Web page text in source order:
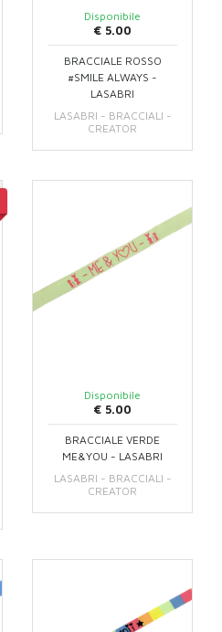
Disponibile
€ 5.00
BRACCIALE ROSSO
#SMILE ALWAYS -
LASABRI
LASABRI - BRACCIALI -
CREATOR
Disponibile
€ 5.00
BRACCIALE VERDE
ME&YOU - LASABRI
LASABRI - BRACCIALI -
CREATOR